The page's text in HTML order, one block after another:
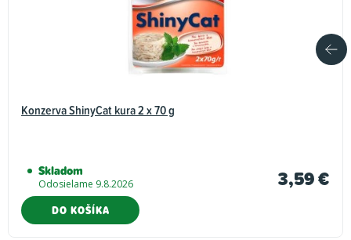
Konzerva ShinyCat kura 2 x 70 g
Skladom
Odosielame 9.8.2026 3,59 €
DO KOŠÍKA